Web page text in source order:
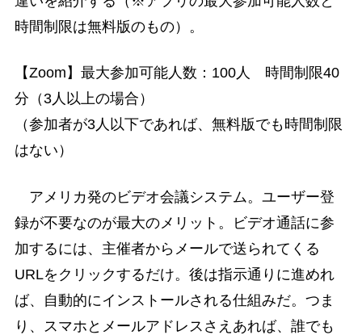
時間制限は無料版のもの）。
【Zoom】最大参加可能人数：100人 時間制限40
分（3人以上の場合）
（参加者が3人以下であれば、無料版でも時間制限
はない）
アメリカ発のビデオ会議システム。ユーザー登
録が不要なのが最大のメリット。ビデオ通話に参
加するには、主催者からメールで送られてくる
URLをクリックするだけ。後は指示通りに進めれ
ば、自動的にインストールされる仕組みだ。つま
り、スマホとメールアドレスさえあれば、誰でも